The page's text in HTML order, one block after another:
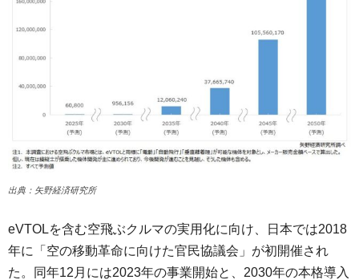
出典：矢野経済研究所
eVTOLを含む空飛ぶクルマの実用化に向け、日本では2018
年に「空の移動革命に向けた官民協議会」が初開催され
た。同年12月には2023年の事業開始と、2030年の本格導入